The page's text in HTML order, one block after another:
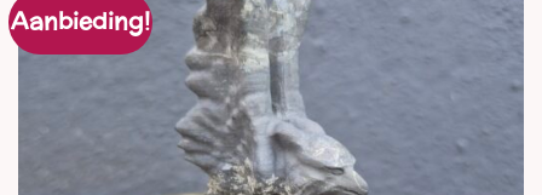
Aanbieding!